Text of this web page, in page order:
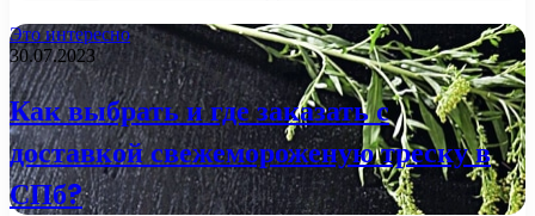
Это интересно
30.07.2023
Как выбрать и где заказать с
доставкой свежемороженую треску в
СПб?